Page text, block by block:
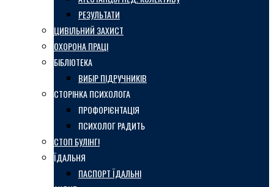
РЕЗУЛЬТАТИ
ЦИВІЛЬНИЙ ЗАХИСТ
ОХОРОНА ПРАЦІ
БІБЛІОТЕКА
ВИБІР ПІДРУЧНИКІВ
СТОРІНКА ПСИХОЛОГА
ПРОФОРІЄНТАЦІЯ
ПСИХОЛОГ РАДИТЬ
СТОП БУЛІНГ!
ЇДАЛЬНЯ
ПАСПОРТ ЇДАЛЬНІ